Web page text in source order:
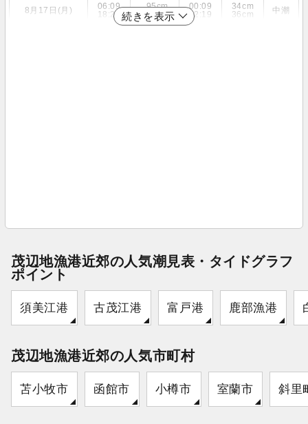
8月17日(月)
06:09
18:20
95cm
100cm
00:09
12:19
34cm
36cm
中潮
続きを表示
茂辺地漁港近郊の人気潮見表・タイドグラフ
ポイント
須美江港 古茂江港 富戸港 鹿部漁港
茂辺地漁港近郊の人気市町村
苫小牧市 函館市 小樽市 室蘭市 斜里